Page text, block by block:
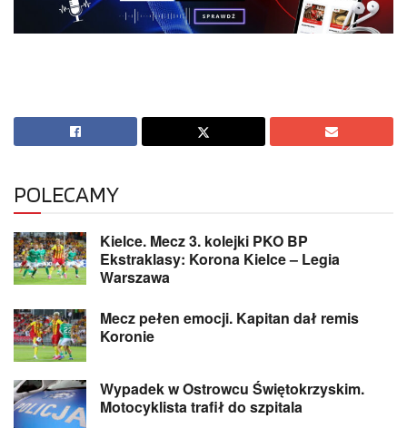
POLECAMY
Kielce. Mecz 3. kolejki PKO BP
Ekstraklasy: Korona Kielce – Legia
Warszawa
Mecz pełen emocji. Kapitan dał remis
Koronie
Wypadek w Ostrowcu Świętokrzyskim.
Motocyklista trafił do szpitala